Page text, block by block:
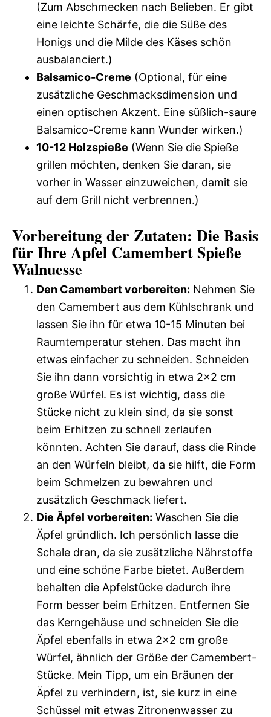
(Zum Abschmecken nach Belieben. Er gibt
eine leichte Schärfe, die die Süße des
Honigs und die Milde des Käses schön
ausbalanciert.)
Balsamico-Creme (Optional, für eine
zusätzliche Geschmacksdimension und
einen optischen Akzent. Eine süßlich-saure
Balsamico-Creme kann Wunder wirken.)
10-12 Holzspieße (Wenn Sie die Spieße
grillen möchten, denken Sie daran, sie
vorher in Wasser einzuweichen, damit sie
auf dem Grill nicht verbrennen.)
Vorbereitung der Zutaten: Die Basis
für Ihre Apfel Camembert Spieße
Walnuesse
Den Camembert vorbereiten: Nehmen Sie
den Camembert aus dem Kühlschrank und
lassen Sie ihn für etwa 10-15 Minuten bei
Raumtemperatur stehen. Das macht ihn
etwas einfacher zu schneiden. Schneiden
Sie ihn dann vorsichtig in etwa 2×2 cm
große Würfel. Es ist wichtig, dass die
Stücke nicht zu klein sind, da sie sonst
beim Erhitzen zu schnell zerlaufen
könnten. Achten Sie darauf, dass die Rinde
an den Würfeln bleibt, da sie hilft, die Form
beim Schmelzen zu bewahren und
zusätzlich Geschmack liefert.
Die Äpfel vorbereiten: Waschen Sie die
Äpfel gründlich. Ich persönlich lasse die
Schale dran, da sie zusätzliche Nährstoffe
und eine schöne Farbe bietet. Außerdem
behalten die Apfelstücke dadurch ihre
Form besser beim Erhitzen. Entfernen Sie
das Kerngehäuse und schneiden Sie die
Äpfel ebenfalls in etwa 2×2 cm große
Würfel, ähnlich der Größe der Camembert-
Stücke. Mein Tipp, um ein Bräunen der
Äpfel zu verhindern, ist, sie kurz in eine
Schüssel mit etwas Zitronenwasser zu